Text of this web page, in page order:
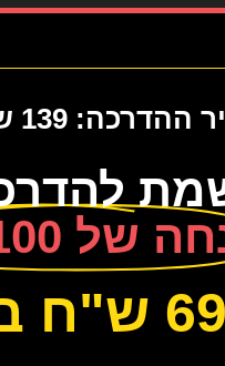
139 ש”ח בלבד
של 100 ש"ח